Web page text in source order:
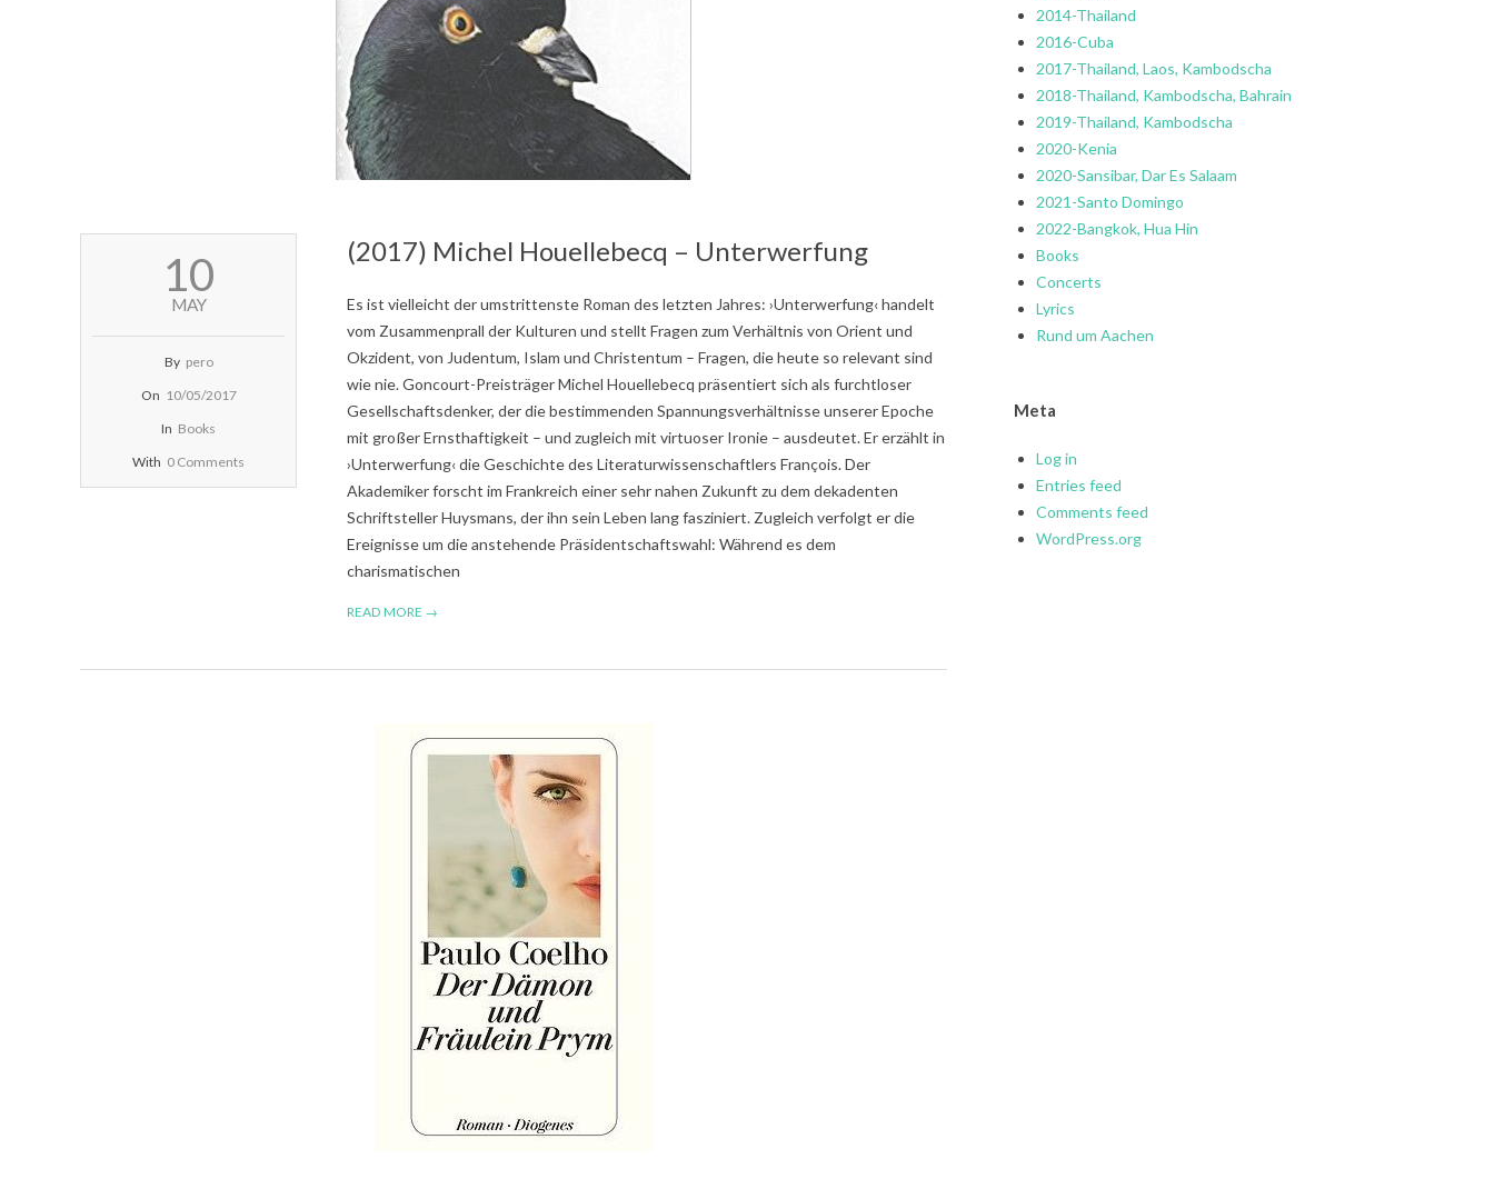
10
MAY
By pero
On 10/05/2017
In Books
With 0 Comments
(2017) Michel Houellebecq – Unterwerfung
Es ist vielleicht der umstrittenste Roman des letzten Jahres: ›Unterwerfung‹ handelt
vom Zusammenprall der Kulturen und stellt Fragen zum Verhältnis von Orient und
Okzident, von Judentum, Islam und Christentum – Fragen, die heute so relevant sind
wie nie. Goncourt-Preisträger Michel Houellebecq präsentiert sich als furchtloser
Gesellschaftsdenker, der die bestimmenden Spannungsverhältnisse unserer Epoche
mit großer Ernsthaftigkeit – und zugleich mit virtuoser Ironie – ausdeutet. Er erzählt in
›Unterwerfung‹ die Geschichte des Literaturwissenschaftlers François. Der
Akademiker forscht im Frankreich einer sehr nahen Zukunft zu dem dekadenten
Schriftsteller Huysmans, der ihn sein Leben lang fasziniert. Zugleich verfolgt er die
Ereignisse um die anstehende Präsidentschaftswahl: Während es dem
charismatischen
READ MORE →
2014-Thailand
2016-Cuba
2017-Thailand, Laos, Kambodscha
2018-Thailand, Kambodscha, Bahrain
2019-Thailand, Kambodscha
2020-Kenia
2020-Sansibar, Dar Es Salaam
2021-Santo Domingo
2022-Bangkok, Hua Hin
Books
Concerts
Lyrics
Rund um Aachen
Meta
Log in
Entries feed
Comments feed
WordPress.org